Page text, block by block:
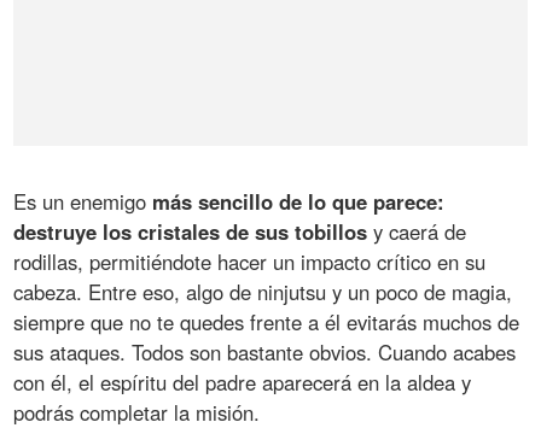
Es un enemigo más sencillo de lo que parece:
destruye los cristales de sus tobillos y caerá de
rodillas, permitiéndote hacer un impacto crítico en su
cabeza. Entre eso, algo de ninjutsu y un poco de magia,
siempre que no te quedes frente a él evitarás muchos de
sus ataques. Todos son bastante obvios. Cuando acabes
con él, el espíritu del padre aparecerá en la aldea y
podrás completar la misión.